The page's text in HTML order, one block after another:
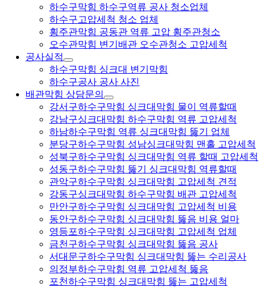
하수구막힘 하수구역류 공사 청소업체
하수구고압세척 청소 업체
횡주관막힘 공동관 역류 고압 횡주관청소
오수관막힘 변기배관 오수관청소 고압세척
공사실적
하수구막힘 싱크대 변기막힘
하수구공사 공사 사진
배관막힘 상담문의
강서구하수구막힘 싱크대막힘 물이 역류할때
강남구싱크대막힘 하수구막힘 역류 고압세척
하남하수구막힘 역류 싱크대막힘 뚫기 업체
분당구하수구막힘 성남싱크대막힘 맨홀 고압세척
성북구하수구막힘 싱크대막힘 역류 할때 고압세척
성동구하수구막힘 뚫기 싱크대막힘 역류할때
관악구하수구막힘 싱크대막힘 고압세척 견적
강동구싱크대막힘 하수구막힘 배관 고압세척
만안구하수구막힘 싱크대막힘 고압세척 비용
동안구하수구막힘 싱크대막힘 뚫음 비용 얼마
영등포하수구막힘 싱크대막힘 고압세척 업체
금천구하수구막힘 싱크대막힘 뚫음 공사
서대문구하수구막힘 싱크대막힘 뚫는 수리공사
의정부하수구막힘 역류 고압세척 뚫음
포천하수구막힘 싱크대막힘 뚫는 고압세척